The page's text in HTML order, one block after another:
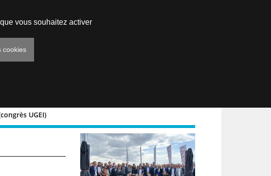
UGEI)
vous souhaitez activer
cookies